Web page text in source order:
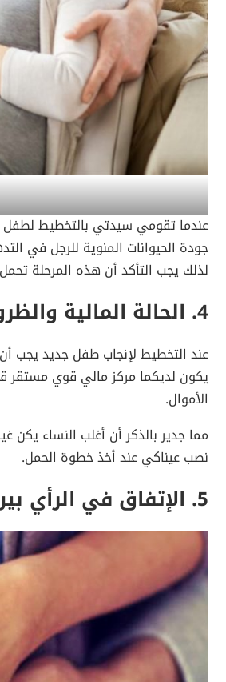
عندما تقومي سيدتي بالتخطيط لطفل
لذلك يجب التأكد أن هذه المرحلة
4. الحالة المالية
عند التخطيط لإنجاب طفل جديد يجب
يكون لديكما مركز مالي قوي مستقر
الأموال.
مما جدير بالذكر أن أغلب النساء
نصب عيناكي عند أخذ خطوة الحمل.
5. الإتفاق في الرأي بين الزوجين